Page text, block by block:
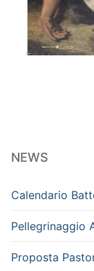
NEWS
Calendario
Pellegrinaggio
Proposta